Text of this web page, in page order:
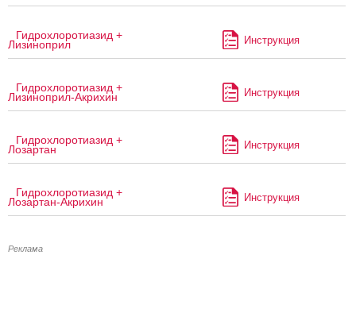
Гидрохлоротиазид +
Лизиноприл Инструкция
Гидрохлоротиазид +
Лизиноприл-Акрихин Инструкция
Гидрохлоротиазид +
Лозартан Инструкция
Гидрохлоротиазид +
Лозартан-Акрихин Инструкция
Реклама